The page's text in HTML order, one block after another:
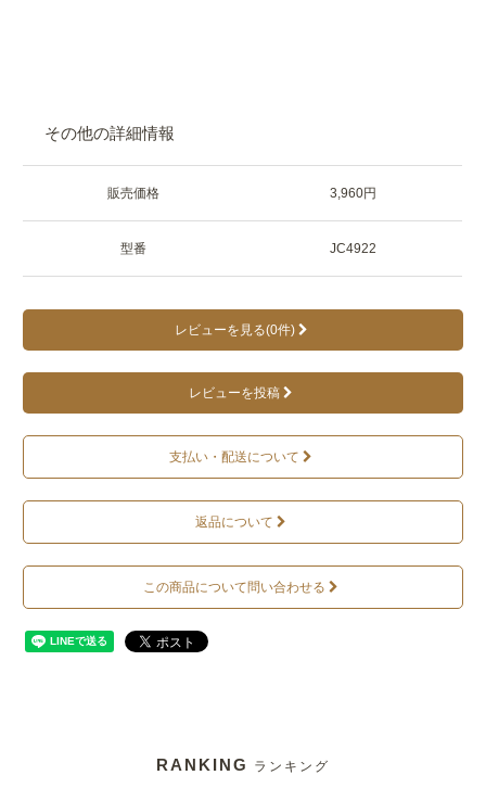
その他の詳細情報
販売価格 3,960円
型番 JC4922
レビューを見る(0件)
レビューを投稿
支払い・配送について
返品について
この商品について問い合わせる
RANKING ランキング